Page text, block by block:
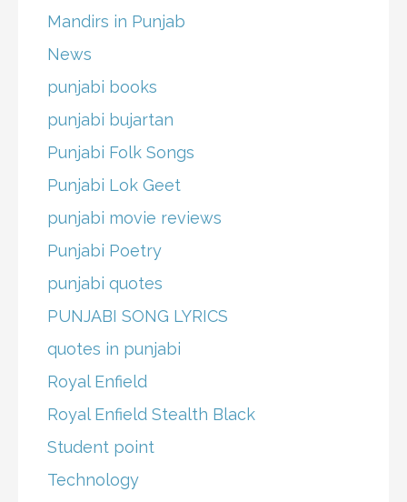
Mandirs in Punjab
News
punjabi books
punjabi bujartan
Punjabi Folk Songs
Punjabi Lok Geet
punjabi movie reviews
Punjabi Poetry
punjabi quotes
PUNJABI SONG LYRICS
quotes in punjabi
Royal Enfield
Royal Enfield Stealth Black
Student point
Technology